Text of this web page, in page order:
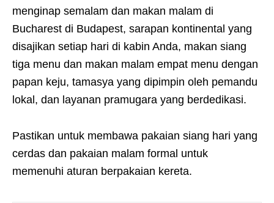
menginap semalam dan makan malam di
Bucharest di Budapest, sarapan kontinental yang
disajikan setiap hari di kabin Anda, makan siang
tiga menu dan makan malam empat menu dengan
papan keju, tamasya yang dipimpin oleh pemandu
lokal, dan layanan pramugara yang berdedikasi.
Pastikan untuk membawa pakaian siang hari yang
cerdas dan pakaian malam formal untuk
memenuhi aturan berpakaian kereta.